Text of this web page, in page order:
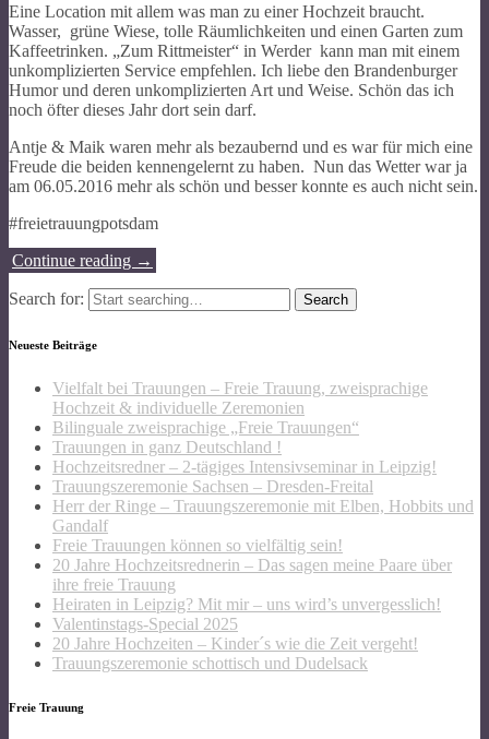
Eine Location mit allem was man zu einer Hochzeit braucht.
Wasser, grüne Wiese, tolle Räumlichkeiten und einen Garten zum
Kaffeetrinken. „Zum Rittmeister“ in Werder kann man mit einem
unkomplizierten Service empfehlen. Ich liebe den Brandenburger
Humor und deren unkomplizierten Art und Weise. Schön das ich
noch öfter dieses Jahr dort sein darf.
Antje & Maik waren mehr als bezaubernd und es war für mich eine
Freude die beiden kennengelernt zu haben. Nun das Wetter war ja
am 06.05.2016 mehr als schön und besser konnte es auch nicht sein.
#freietrauungpotsdam
Continue reading →
Search for:
Neueste Beiträge
Vielfalt bei Trauungen – Freie Trauung, zweisprachige
Hochzeit & individuelle Zeremonien
Bilinguale zweisprachige „Freie Trauungen“
Trauungen in ganz Deutschland !
Hochzeitsredner – 2-tägiges Intensivseminar in Leipzig!
Trauungszeremonie Sachsen – Dresden-Freital
Herr der Ringe – Trauungszeremonie mit Elben, Hobbits und
Gandalf
Freie Trauungen können so vielfältig sein!
20 Jahre Hochzeitsrednerin – Das sagen meine Paare über
ihre freie Trauung
Heiraten in Leipzig? Mit mir – uns wird’s unvergesslich!
Valentinstags-Special 2025
20 Jahre Hochzeiten – Kinder´s wie die Zeit vergeht!
Trauungszeremonie schottisch und Dudelsack
Freie Trauung